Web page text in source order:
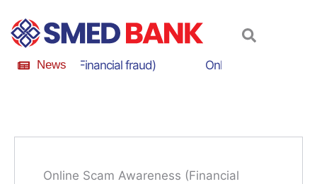
News(Financial fraud) Online Scam Awareness
Online Scam Awareness (Financial